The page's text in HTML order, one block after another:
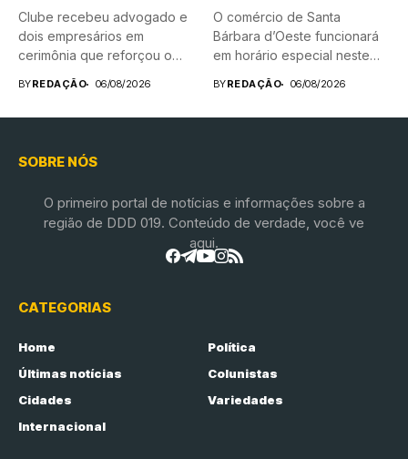
Clube recebeu advogado e
dois empresários em
cerimônia que reforçou o
BYREDAÇÃO 06/08/2026
O comércio de Santa
Bárbara d’Oeste funcionará
em horário especial neste
BYREDAÇÃO 06/08/2026
SOBRE NÓS
O primeiro portal de notícias e informações sobre a
região de DDD 019. Conteúdo de verdade, você ve
aqui.
CATEGORIAS
Home
Política
Últimas notícias
Colunistas
Cidades
Variedades
Internacional